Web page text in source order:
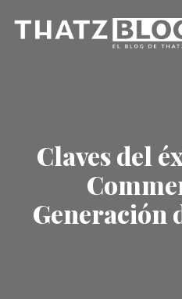
Claves del
Generación